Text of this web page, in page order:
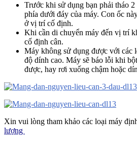
Trước khi sử dụng bạn phải tháo
phía dưới đáy của máy. Con ốc
ở vị trí cố định.
Khi cần di chuyển máy đến vị trí
cố định cân.
Máy không sử dụng được với các
độ dính cao. Máy sẽ báo lỗi khi
được, hay rơi xuống chậm hoặc
Xin vui lòng tham khảo các loại máy
lượng